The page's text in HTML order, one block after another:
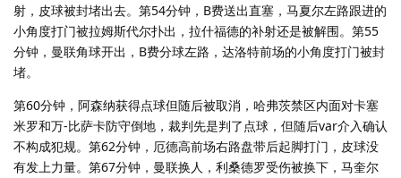
射，皮球被封堵出去。第54分钟，B费送出直塞，马夏尔左路跟进的
小角度打门被拉姆斯代尔扑出，拉什福德的补射还是被解围。第55
分钟，曼联角球开出，B费分球左路，达洛特前场的小角度打门被封
堵。
第60分钟，阿森纳获得点球但随后被取消，哈弗茨禁区内面对卡塞
米罗和万-比萨卡防守倒地，裁判先是判了点球，但随后var介入确认
不构成犯规。第62分钟，厄德高前场右路盘带后起脚打门，皮球没
有发上力量。第67分钟，曼联换人，利桑德罗受伤被换下，马奎尔